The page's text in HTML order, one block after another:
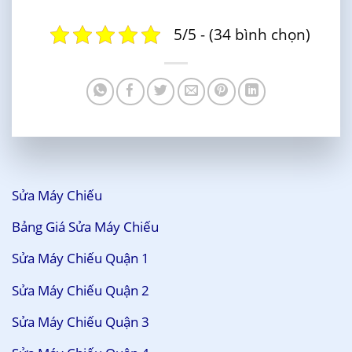
5/5 - (34 bình chọn)
Sửa Máy Chiếu
Bảng Giá Sửa Máy Chiếu
Sửa Máy Chiếu Quận 1
Sửa Máy Chiếu Quận 2
Sửa Máy Chiếu Quận 3